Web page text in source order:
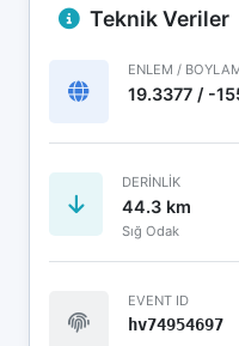
Teknik Veriler
ENLEM /
19.3377 / -
DERINLIK
44.3 km
Sığ Odak
EVENT ID
hv74954697